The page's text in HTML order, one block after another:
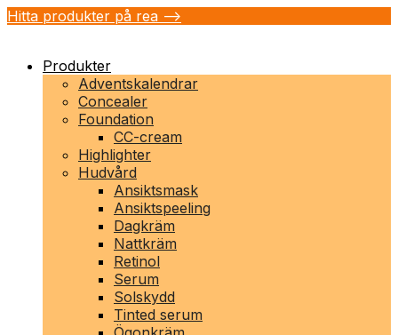
Hitta produkter på rea -->
Produkter
Adventskalendrar
Concealer
Foundation
CC-cream
Highlighter
Hudvård
Ansiktsmask
Ansiktspeeling
Dagkräm
Nattkräm
Retinol
Serum
Solskydd
Tinted serum